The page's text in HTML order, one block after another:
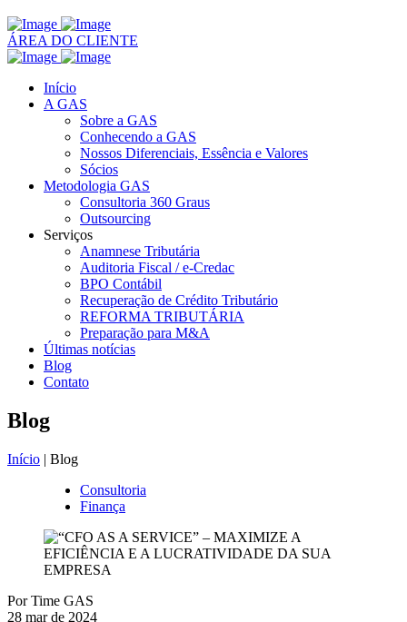
ÁREA DO CLIENTE
Início
A GAS
Sobre a GAS
Conhecendo a GAS
Nossos Diferenciais, Essência e Valores
Sócios
Metodologia GAS
Consultoria 360 Graus
Outsourcing
Serviços
Anamnese Tributária
Auditoria Fiscal / e-Credac
BPO Contábil
Recuperação de Crédito Tributário
REFORMA TRIBUTÁRIA
Preparação para M&A
Últimas notícias
Blog
Contato
Blog
Início | Blog
Consultoria
Finança
PorTime GAS
28 mar de 2024